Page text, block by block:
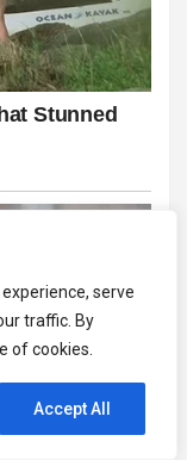
serve
traffic. By
of cookies.
Accept All